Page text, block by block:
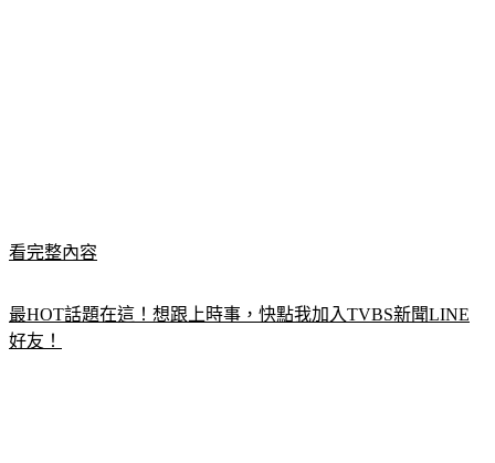
看完整內容
最HOT話題在這！想跟上時事，快點我加入TVBS新聞LINE
好友！